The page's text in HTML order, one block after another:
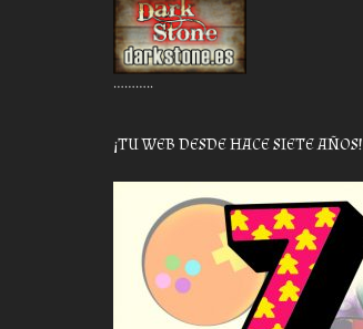
………..
¡TU WEB DESDE HACE SIETE AÑOS!